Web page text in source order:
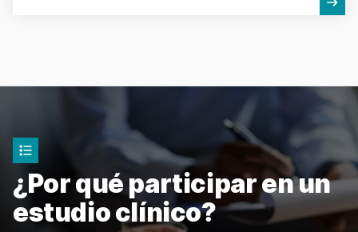
¿Por qué participar en un
estudio clínico?